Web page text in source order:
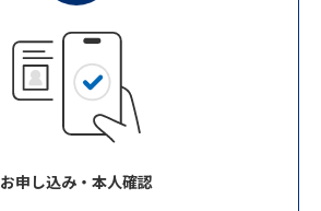
お申し込み・本人確認